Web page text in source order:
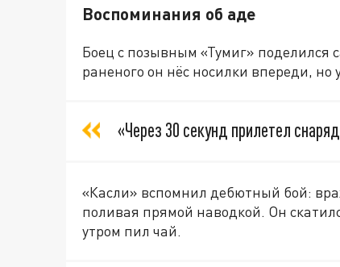
Воспоминания об аде
Боец с позывным «Тумиг»
раненого он нёс носилки впереди,
«Через 30 секунд прилетел
«Касли» вспомнил дебютный бой:
поливая прямой наводкой. Он
утром пил чай.